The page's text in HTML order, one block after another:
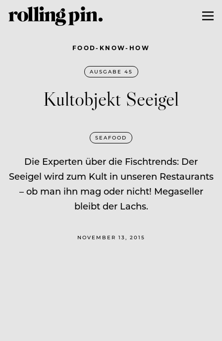
FOOD-KNOW-HOW
AUSGABE 45
Kultobjekt Seeigel
SEAFOOD
Die Experten über die Fischtrends: Der
Seeigel wird zum Kult in unseren Restaurants
– ob man ihn mag oder nicht! Megaseller
bleibt der Lachs.
NOVEMBER 13, 2015